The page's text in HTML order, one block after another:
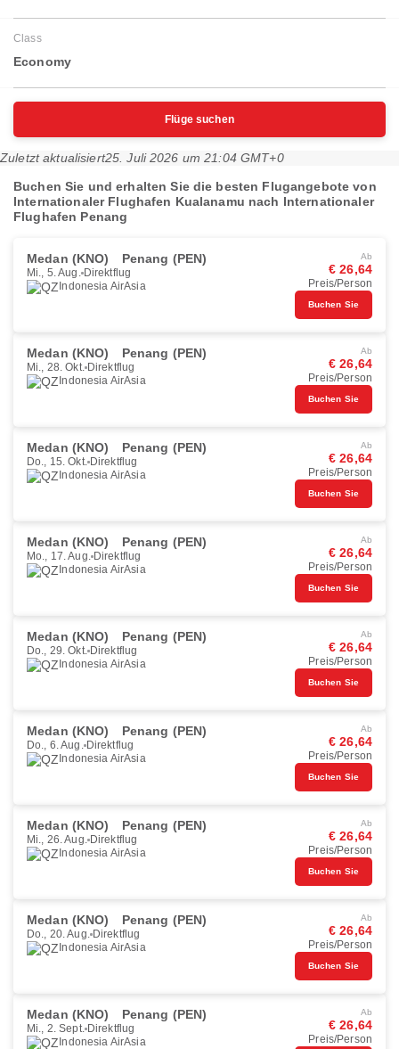
Class
Economy
Flüge suchen
Zuletzt aktualisiert25. Juli 2026 um 21:04 GMT+0
Buchen Sie und erhalten Sie die besten Flugangebote von
Internationaler Flughafen Kualanamu nach Internationaler
Flughafen Penang
Medan (KNO) Penang (PEN)
Mi., 5. Aug. Direktflug
Indonesia AirAsia
Ab
€ 26,64
Preis/Person
Buchen Sie
Medan (KNO) Penang (PEN)
Mi., 28. Okt. Direktflug
Indonesia AirAsia
Ab
€ 26,64
Preis/Person
Buchen Sie
Medan (KNO) Penang (PEN)
Do., 15. Okt. Direktflug
Indonesia AirAsia
Ab
€ 26,64
Preis/Person
Buchen Sie
Medan (KNO) Penang (PEN)
Mo., 17. Aug. Direktflug
Indonesia AirAsia
Ab
€ 26,64
Preis/Person
Buchen Sie
Medan (KNO) Penang (PEN)
Do., 29. Okt. Direktflug
Indonesia AirAsia
Ab
€ 26,64
Preis/Person
Buchen Sie
Medan (KNO) Penang (PEN)
Do., 6. Aug. Direktflug
Indonesia AirAsia
Ab
€ 26,64
Preis/Person
Buchen Sie
Medan (KNO) Penang (PEN)
Mi., 26. Aug. Direktflug
Indonesia AirAsia
Ab
€ 26,64
Preis/Person
Buchen Sie
Medan (KNO) Penang (PEN)
Do., 20. Aug. Direktflug
Indonesia AirAsia
Ab
€ 26,64
Preis/Person
Buchen Sie
Medan (KNO) Penang (PEN)
Mi., 2. Sept. Direktflug
Indonesia AirAsia
Ab
€ 26,64
Preis/Person